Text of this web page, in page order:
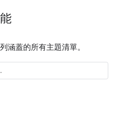
涵蓋的所有主題清單。